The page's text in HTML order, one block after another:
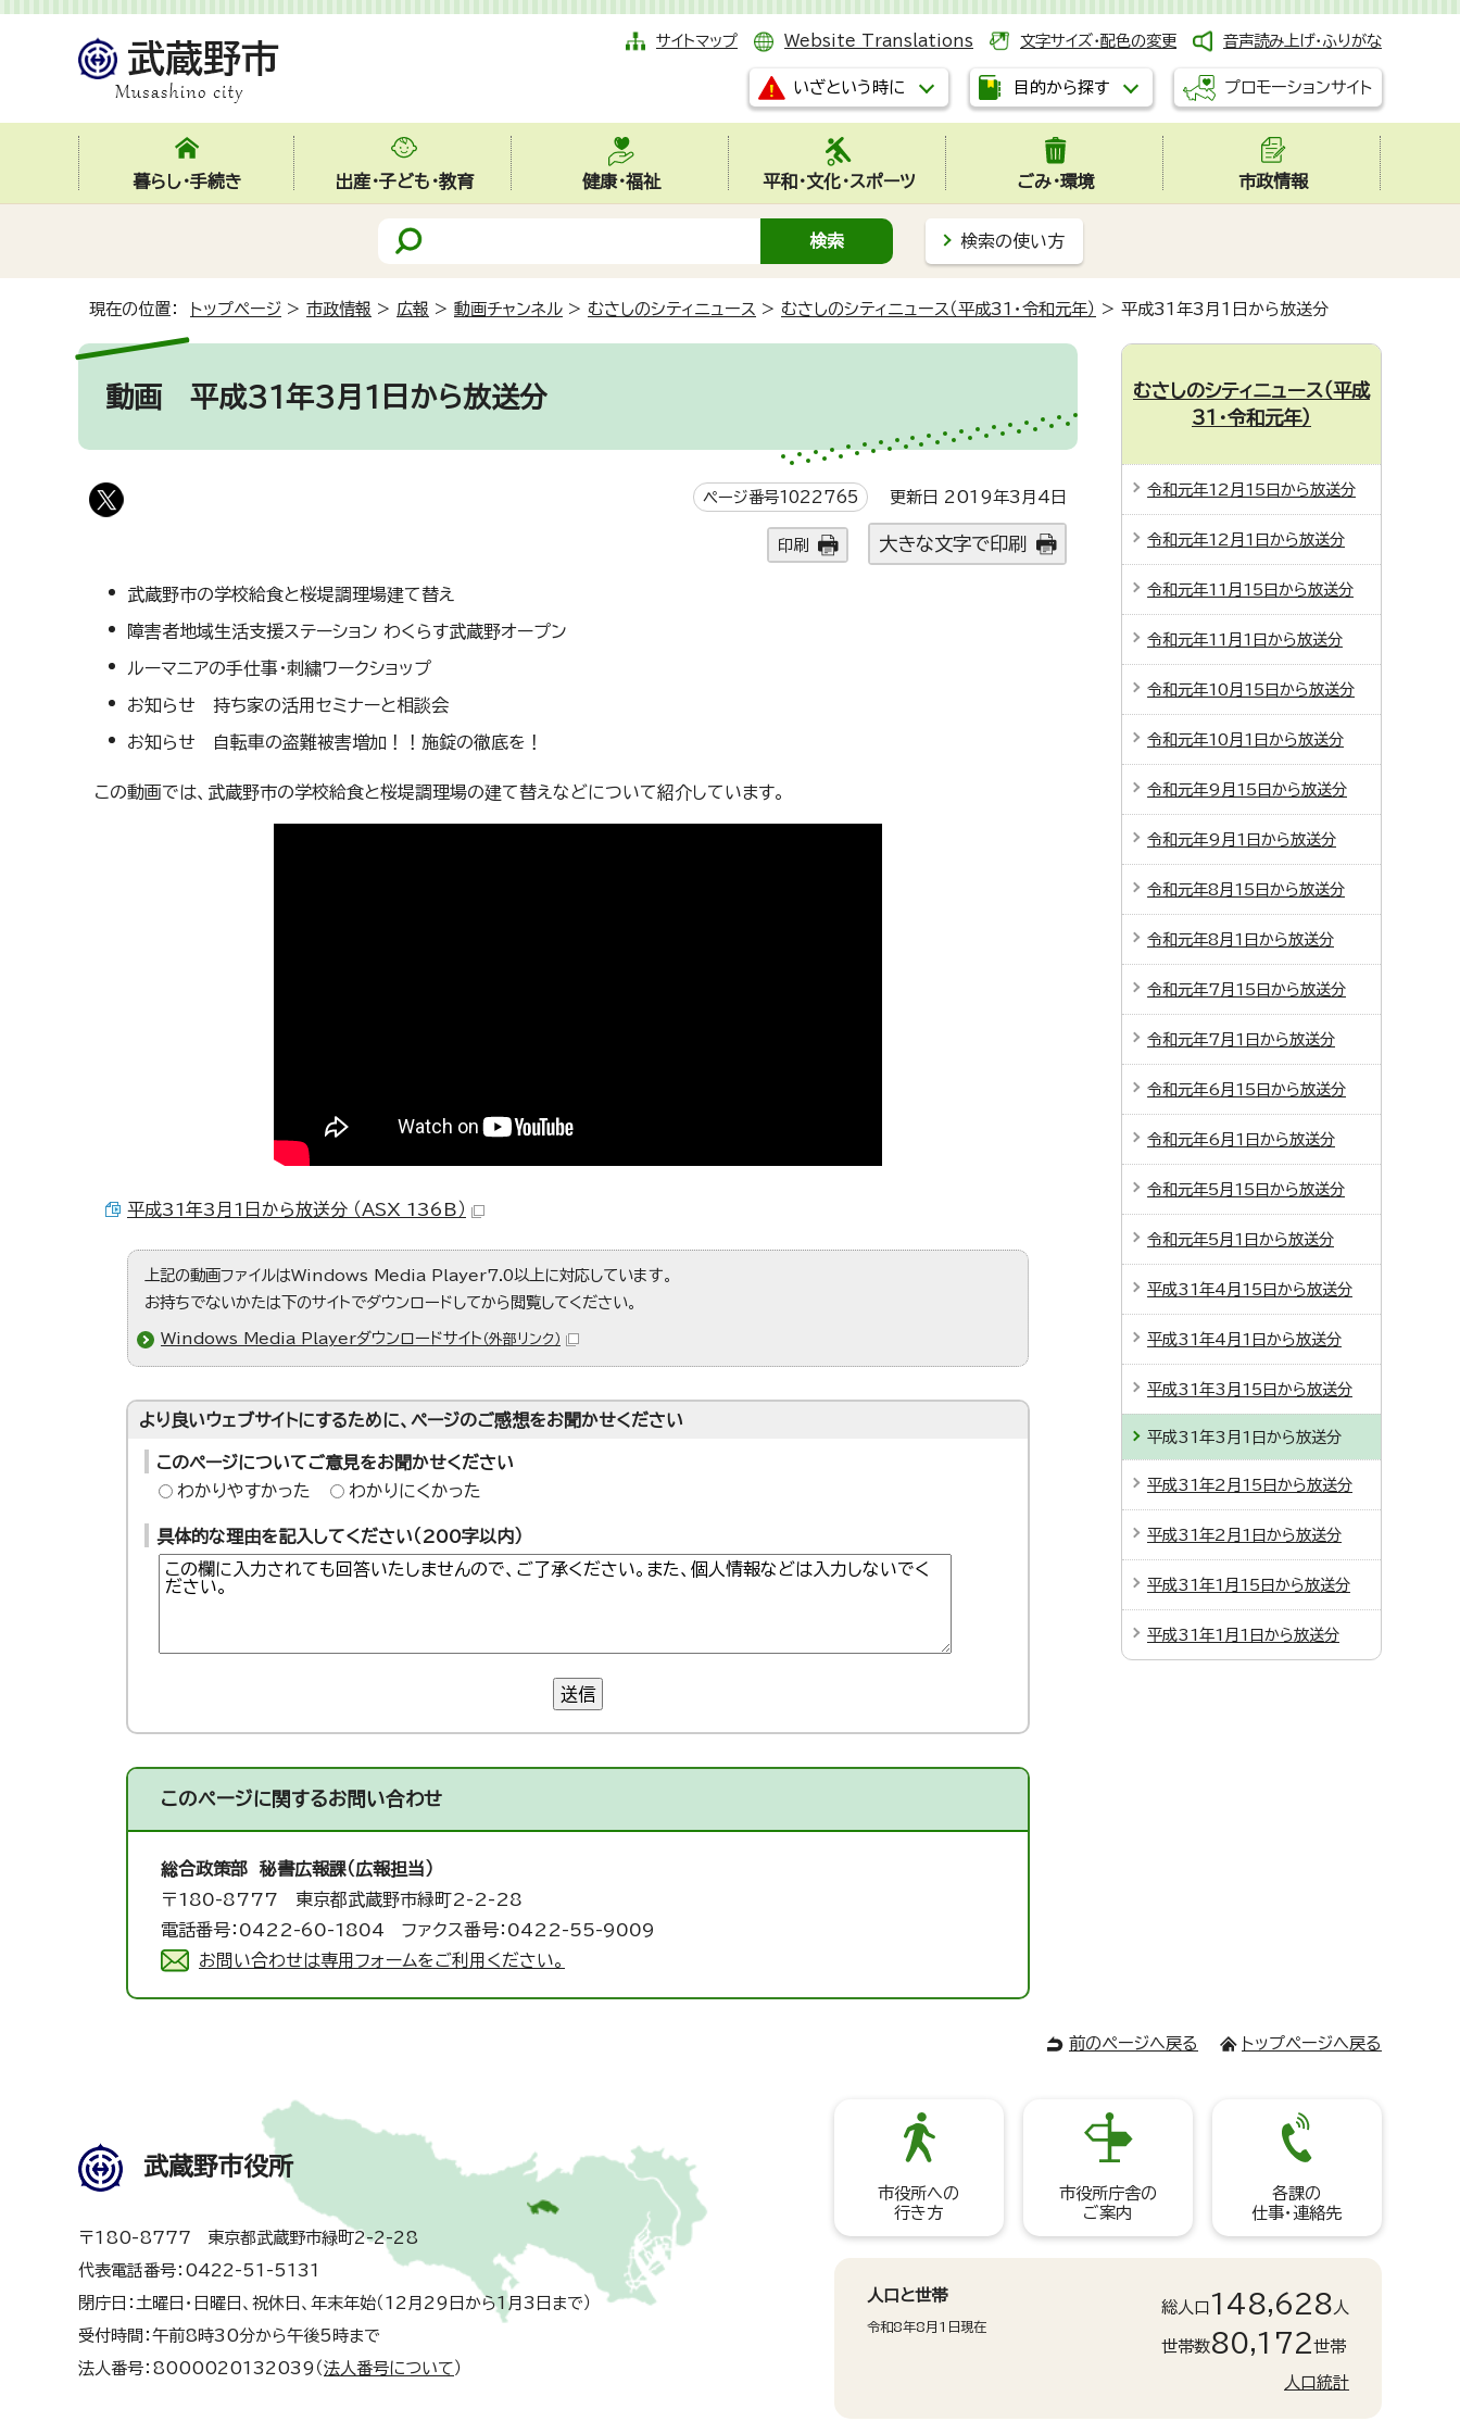
サイトマップ Website Translations 文字サイズ・配色の変更 音声読み上げ・ふりがな
いざという時に 目的から探す プロモーションサイト
暮らし・手続き 出産・子ども・教育 健康・福祉 平和・文化・スポーツ ごみ・環境 市政情報
検索の使い方
現在の位置： トップページ > 市政情報 > 広報 > 動画チャンネル > むさしのシティニュース > むさしのシティニュース（平成31・令和元年） > 平成31年3月1日から放送分
動画 平成31年3月1日から放送分
ページ番号1022765 更新日 2019年3月4日
印刷 大きな文字で印刷
武蔵野市の学校給食と桜堤調理場建て替え
障害者地域生活支援ステーション わくらす武蔵野オープン
ルーマニアの手仕事・刺繍ワークショップ
お知らせ 持ち家の活用セミナーと相談会
お知らせ 自転車の盗難被害増加！！施錠の徹底を！
この動画では、武蔵野市の学校給食と桜堤調理場の建て替えなどについて紹介しています。
平成31年3月1日から放送分 （ASX 136B）
上記の動画ファイルはWindows Media Player7.0以上に対応しています。
お持ちでないかたは下のサイトでダウンロードしてから閲覧してください。
Windows Media Playerダウンロードサイト （外部リンク）
より良いウェブサイトにするために、ページのご感想をお聞かせください
このページについてご意見をお聞かせください
わかりやすかった
わかりにくかった
具体的な理由を記入してください（200字以内）
送信
このページに関するお問い合わせ
総合政策部 秘書広報課（広報担当）
〒180-8777 東京都武蔵野市緑町2-2-28
電話番号：0422-60-1804 ファクス番号：0422-55-9009
お問い合わせは専用フォームをご利用ください。
むさしのシティニュース（平成
31・令和元年）
令和元年12月15日から放送分
令和元年12月1日から放送分
令和元年11月15日から放送分
令和元年11月1日から放送分
令和元年10月15日から放送分
令和元年10月1日から放送分
令和元年9月15日から放送分
令和元年9月1日から放送分
令和元年8月15日から放送分
令和元年8月1日から放送分
令和元年7月15日から放送分
令和元年7月1日から放送分
令和元年6月15日から放送分
令和元年6月1日から放送分
令和元年5月15日から放送分
令和元年5月1日から放送分
平成31年4月15日から放送分
平成31年4月1日から放送分
平成31年3月15日から放送分
平成31年3月1日から放送分
平成31年2月15日から放送分
平成31年2月1日から放送分
平成31年1月15日から放送分
平成31年1月1日から放送分
前のページへ戻る トップページへ戻る
武蔵野市役所
〒180-8777 東京都武蔵野市緑町2-2-28
代表電話番号：0422-51-5131
閉庁日：土曜日・日曜日、祝休日、年末年始（12月29日から1月3日まで）
受付時間：午前8時30分から午後5時まで
法人番号：8000020132039（ 法人番号について ）
市役所への
行き方
市役所庁舎の
ご案内
各課の
仕事・連絡先
人口と世帯
令和8年8月1日現在
総人口 148,628 人
世帯数80,172世帯
人口統計